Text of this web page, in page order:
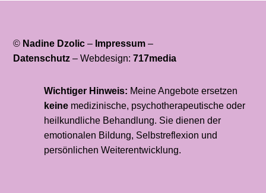
© Nadine Dzolic – Impressum –
Datenschutz –Webdesign:717media
Wichtiger Hinweis: Meine Angebote ersetzen
keine medizinische, psychotherapeutische oder
heilkundliche Behandlung. Sie dienen der
emotionalen Bildung, Selbstreflexion und
persönlichen Weiterentwicklung.